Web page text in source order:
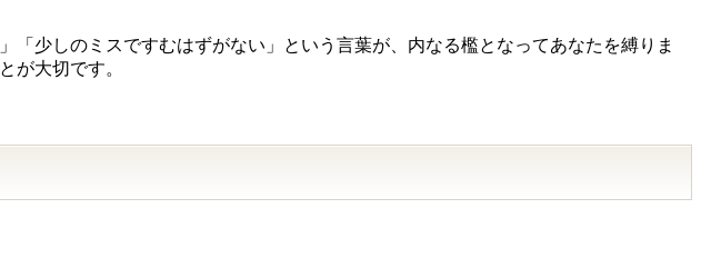
少しのミスですむはずがない」という言葉が、内なる檻となってあなたを縛りま
が大切です。